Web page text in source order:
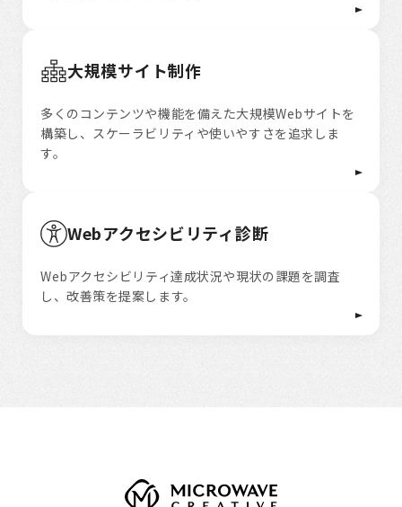
大規模サイト制作
多くのコンテンツや機能を備えた大規模Webサイトを
構築し、スケーラビリティや使いやすさを追求しま
す。
Webアクセシビリティ診断
Webアクセシビリティ達成状況や現状の課題を調査
し、改善策を提案します。